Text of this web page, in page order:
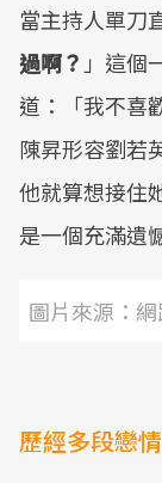
當主持人單刀
過啊？ 」這個
道：「我不喜
陳昇形容劉若
他就算想接住
是一個充滿遺
圖片來源：網
歷經多段戀